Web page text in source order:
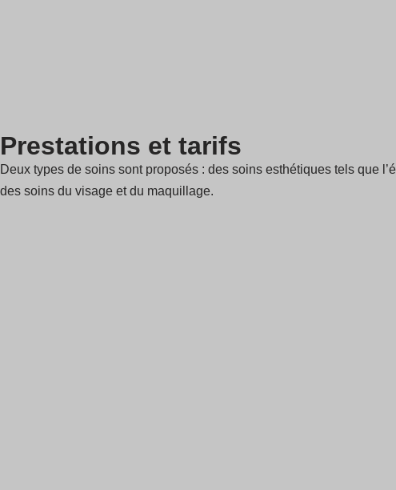
Prestations et tarifs
Deux types de soins sont proposés : des soins esthétiques tels que
des soins du visage et du maquillage.